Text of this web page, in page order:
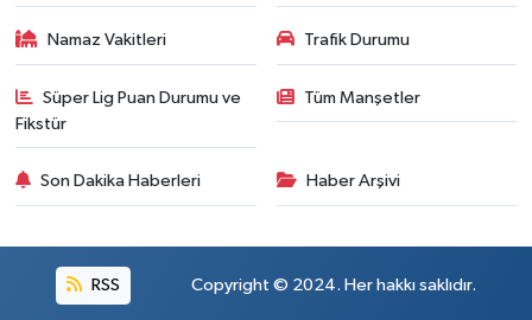
Namaz Vakitleri Trafik Durumu
Süper Lig Puan Durumu ve
Fikstür
Tüm Manşetler
Son Dakika Haberleri Haber Arşivi
RSS Copyright © 2024. Her hakkı saklıdır.